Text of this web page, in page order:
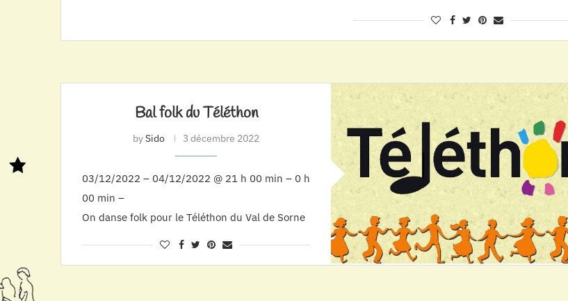
Bal folk du Téléthon
bySido 3 décembre 2022
03/12/2022 – 04/12/2022 @ 21 h 00 min – 0 h
00 min –
On danse folk pour le Téléthon du Val de Sorne